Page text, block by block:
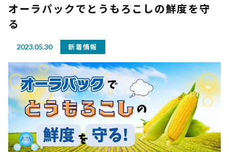
オーラパックでとうもろこしの鮮度を守
る
2023.05.30 新着情報